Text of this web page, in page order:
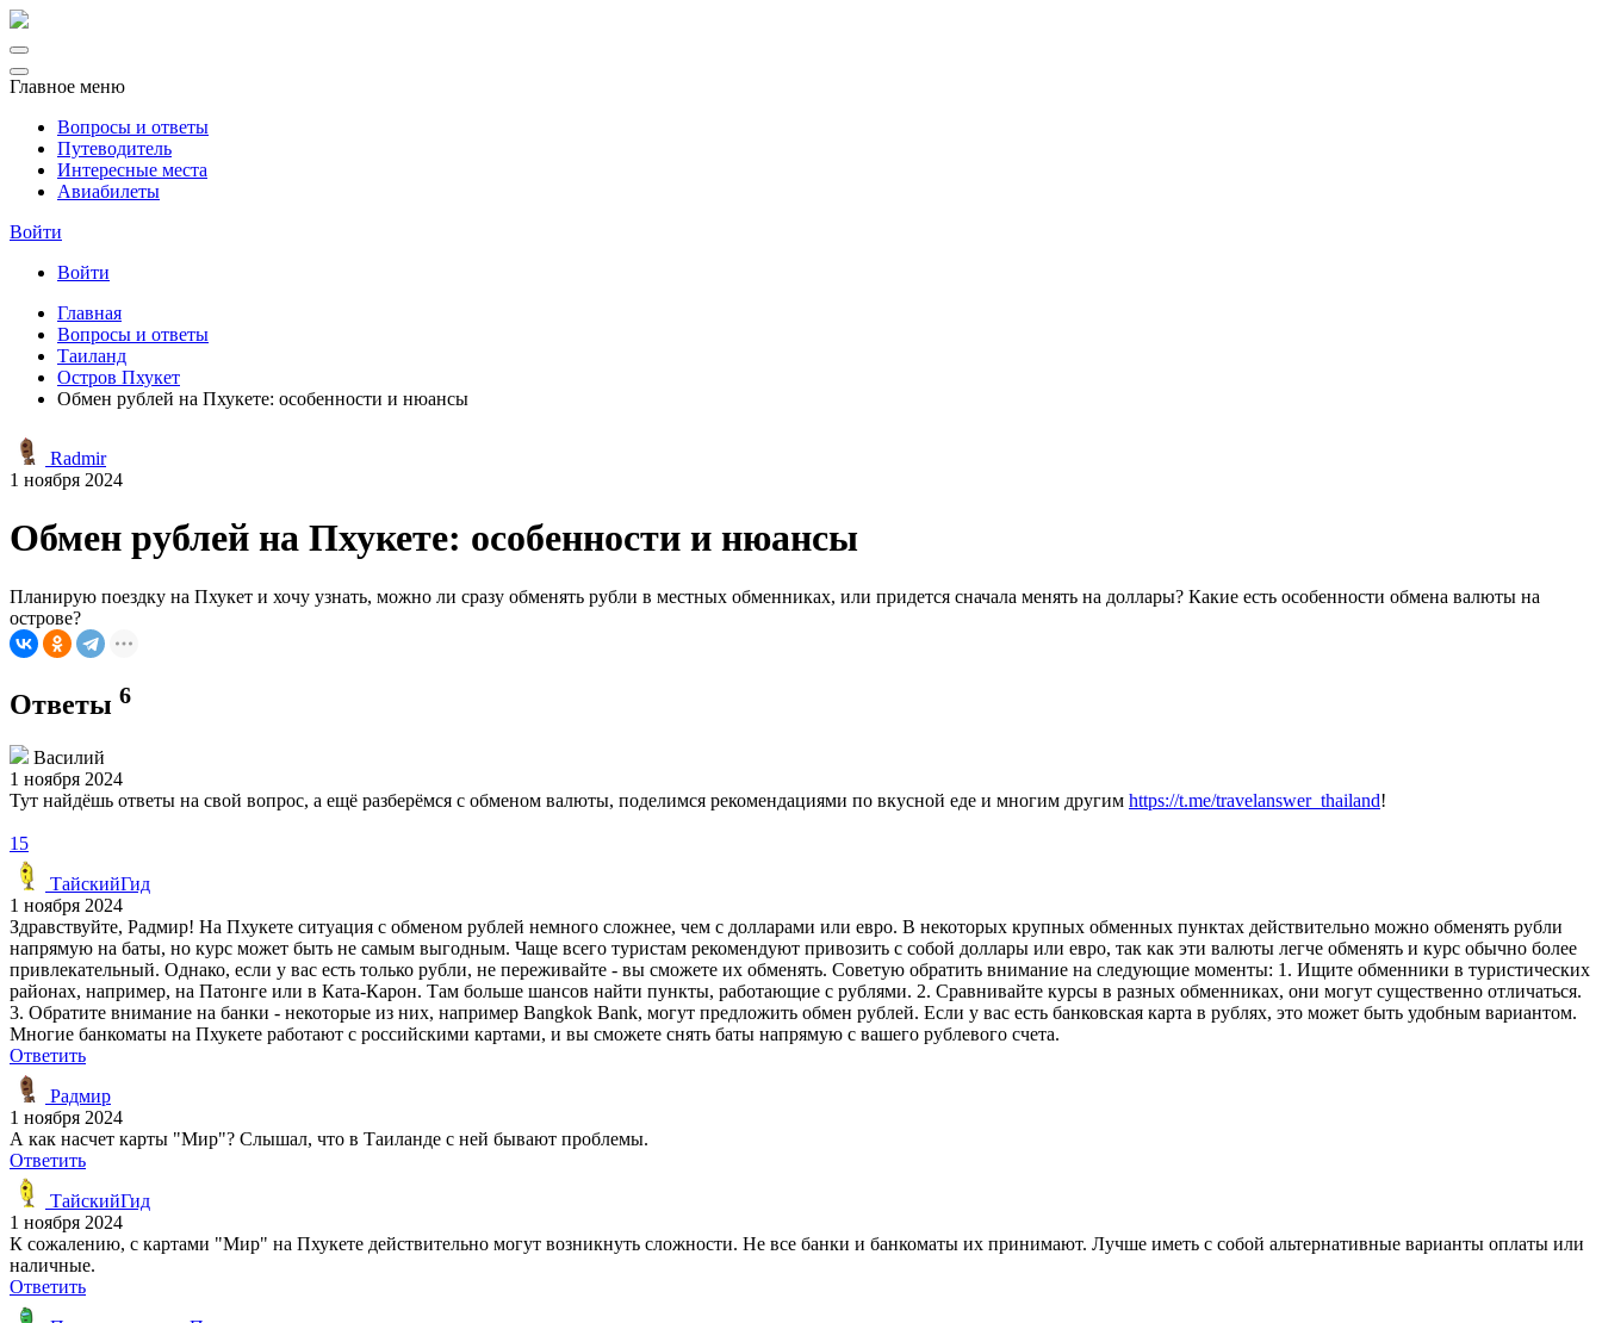
Главное меню
Вопросы и ответы
Путеводитель
Интересные места
Авиабилеты
Войти
Войти
Главная
Вопросы и ответы
Таиланд
Остров Пхукет
Обмен рублей на Пхукете: особенности и нюансы
Radmir
1 ноября 2024
Обмен рублей на Пхукете: особенности и нюансы
Планирую поездку на Пхукет и хочу узнать, можно ли сразу обменять рубли в местных обменниках, или придется сначала менять на доллары? Какие есть особенности обмена валюты на
острове?
Ответы 6
Василий
1 ноября 2024
Тут найдёшь ответы на свой вопрос, а ещё разберёмся с обменом валюты, поделимся рекомендациями по вкусной еде и многим другим https://t.me/travelanswer_thailand!
15
ТайскийГид
1 ноября 2024
Здравствуйте, Радмир! На Пхукете ситуация с обменом рублей немного сложнее, чем с долларами или евро. В некоторых крупных обменных пунктах действительно можно обменять рубли
напрямую на баты, но курс может быть не самым выгодным. Чаще всего туристам рекомендуют привозить с собой доллары или евро, так как эти валюты легче обменять и курс обычно более
привлекательный. Однако, если у вас есть только рубли, не переживайте - вы сможете их обменять. Советую обратить внимание на следующие моменты: 1. Ищите обменники в туристических
районах, например, на Патонге или в Ката-Карон. Там больше шансов найти пункты, работающие с рублями. 2. Сравнивайте курсы в разных обменниках, они могут существенно отличаться.
3. Обратите внимание на банки - некоторые из них, например Bangkok Bank, могут предложить обмен рублей. Если у вас есть банковская карта в рублях, это может быть удобным вариантом.
Многие банкоматы на Пхукете работают с российскими картами, и вы сможете снять баты напрямую с вашего рублевого счета.
Ответить
Радмир
1 ноября 2024
А как насчет карты "Мир"? Слышал, что в Таиланде с ней бывают проблемы.
Ответить
ТайскийГид
1 ноября 2024
К сожалению, с картами "Мир" на Пхукете действительно могут возникнуть сложности. Не все банки и банкоматы их принимают. Лучше иметь с собой альтернативные варианты оплаты или
наличные.
Ответить